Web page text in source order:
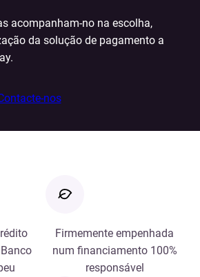
acompanham-no na escolha,
da solução de pagamento a
nos
Firmemente empenhada
num financiamento 100%
responsável